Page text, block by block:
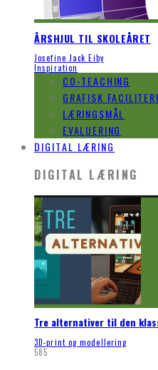
ÅRSHJUL TIL SKOLEÅRET
Josefine Jack Eiby
Inspiration
CO-TEACHING
GRAFISK
LÆRINGSMÅL
EVALUERING
DIGITAL LÆRING
DIGITAL LÆRING
Tre alternativer til den
3D-print og modellering
585